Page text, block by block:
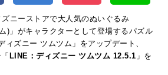
ニーストアで大人気のぬいぐるみ
)」がキャラクターとして登場するパズル
ィズニー ツムツム」をアップデート、
LINE：ディズニー ツムツム 12.5.1 」を